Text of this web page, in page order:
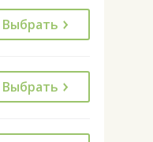
Выбрать
Выбрать